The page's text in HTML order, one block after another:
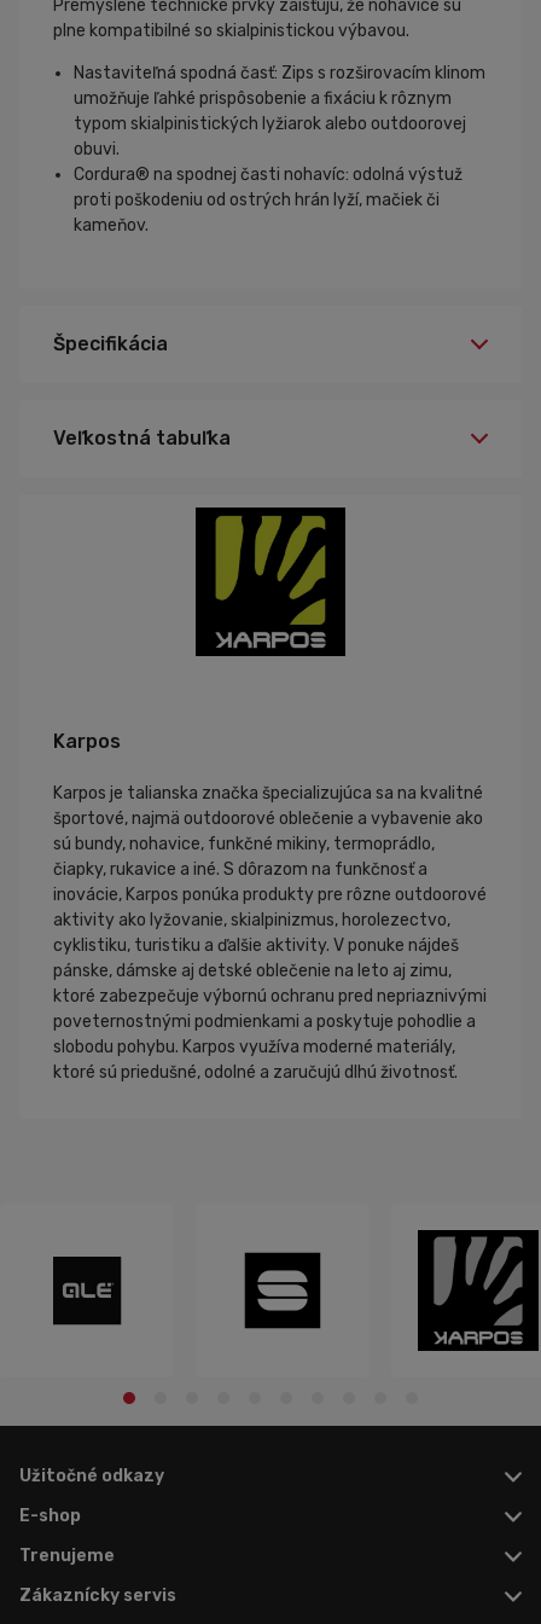
Premyslené technické prvky zaisťujú, že nohavice sú
plne kompatibilné so skialpinistickou výbavou.
Nastaviteľná spodná časť: Zips s rozširovacím klinom
umožňuje ľahké prispôsobenie a fixáciu k rôznym
typom skialpinistických lyžiarok alebo outdoorovej
obuvi.
Cordura® na spodnej časti nohavíc: odolná výstuž
proti poškodeniu od ostrých hrán lyží, mačiek či
kameňov.
Špecifikácia
Veľkostná tabuľka
Karpos
Karpos je talianska značka špecializujúca sa na kvalitné
športové, najmä outdoorové oblečenie a vybavenie ako
sú bundy, nohavice, funkčné mikiny, termoprádlo,
čiapky, rukavice a iné. S dôrazom na funkčnosť a
inovácie, Karpos ponúka produkty pre rôzne outdoorové
aktivity ako lyžovanie, skialpinizmus, horolezectvo,
cyklistiku, turistiku a ďalšie aktivity. V ponuke nájdeš
pánske, dámske aj detské oblečenie na leto aj zimu,
ktoré zabezpečuje výbornú ochranu pred nepriaznivými
poveternostnými podmienkami a poskytuje pohodlie a
slobodu pohybu. Karpos využíva moderné materiály,
ktoré sú priedušné, odolné a zaručujú dlhú životnosť.
Užitočné odkazy
E-shop
Trenujeme
Zákaznícky servis